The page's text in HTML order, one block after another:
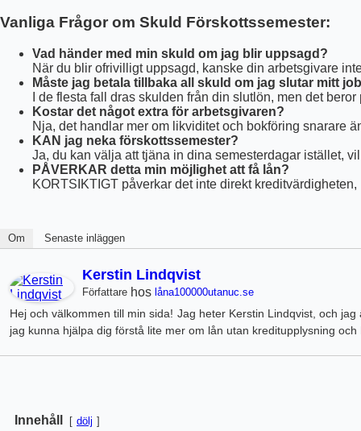
Vanliga Frågor om Skuld Förskottssemester:
Vad händer med min skuld om jag blir uppsagd?
När du blir ofrivilligt uppsagd, kanske din arbetsgivare
Måste jag betala tillbaka all skuld om jag slutar mitt
I de flesta fall dras skulden från din slutlön, men det
Kostar det något extra för arbetsgivaren?
Nja, det handlar mer om likviditet och bokföring snarare
KAN jag neka förskottssemester?
Ja, du kan välja att tjäna in dina semesterdagar istället,
PÅVERKAR detta min möjlighet att få lån?
KORTSIKTIGT påverkar det inte direkt
Om Senaste inläggen
Kerstin Lindqvist
Författare hos låna100000utanuc.se
Hej och välkommen till min sida! Jag heter Kerstin Lindqvist, och
jag kunna hjälpa dig förstå lite mer om lån utan kreditupplysning
Innehåll dölj